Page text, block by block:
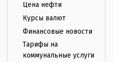
Цена нефти
Курсы валют
Финансовые новости
Тарифы на
коммунальные услуги